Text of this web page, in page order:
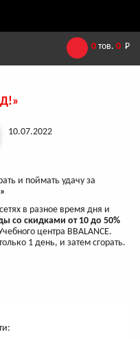
0 тов. 0 Р
10.07.2022
и поймать удачу за
в разное время дня и
со скидками от 10 до 50%
центра BBALANCE.
1 день, и затем сгорать.